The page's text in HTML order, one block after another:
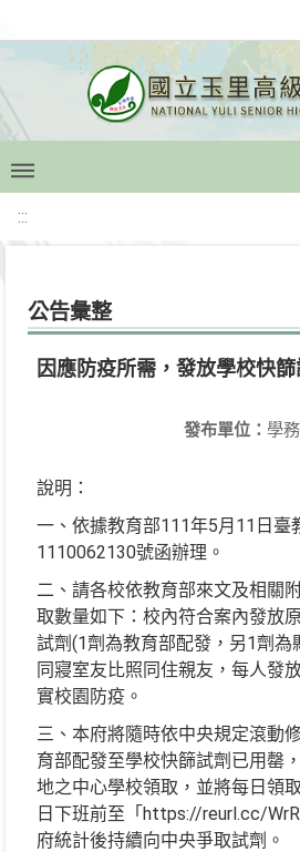
:::
公告彙整
因應防疫所需，發放學校快
發布單位： 學
說明：
一、依據教育部111年5月11日臺
1110062130號函辦理。
二、請各校依教育部來文及相關
取數量如下：校內符合案內發放
試劑(1劑為教育部配發，另1劑為
同寢室友比照同住親友，每人發
實校園防疫。
三、本府將隨時依中央規定滾動
育部配發至學校快篩試劑已用罄
地之中心學校領取，並將每日領
日下班前至「https://reurl.cc/
府統計後持續向中央爭取試劑。